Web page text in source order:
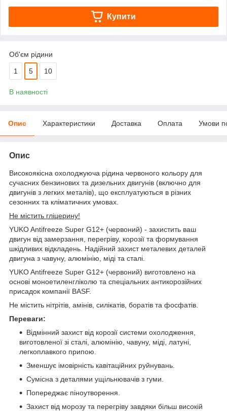
Купити
Об'єм рідини
1 5 10
В наявності
Опис Характеристики Доставка Оплата Умови
Опис
Високоякісна охолоджуюча рідина червоного кольору для
сучасних бензинових та дизельних двигунів (включно для
двигунів з легких металів), що експлуатуються в різних
сезонних та кліматичних умовах.
Не містить гліцерину!
YUKO Antifreeze Super G12+ (червоний) - захистить ваш
двигун від замерзання, перегріву, корозії та формування
шкідливих відкладень. Надійний захист металевих деталей
двигуна з чавуну, алюмінію, міді та сталі.
YUKO Antifreeze Super G12+ (червоний) виготовлено на
основі моноетиленгліколю та спеціальних антикорозійних
присадок компанії BASF.
Не містить нітрітів, амінів, силікатів, боратів та фосфатів.
Переваги:
Відмінний захист від корозії системи охолодження,
виготовленої зі сталі, алюмінію, чавуну, міді, латуні,
легкоплавкого припою.
Зменшує імовірність кавітаційних руйнувань.
Сумісна з деталями ущільнювачів з гуми.
Попереджає піноутворення.
Захист від морозу та перегріву завдяки більш високій